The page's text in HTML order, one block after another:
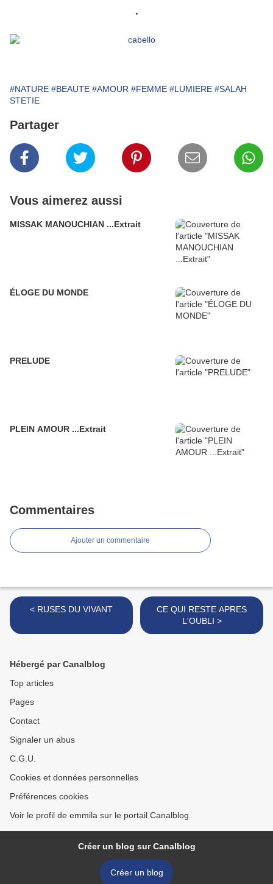
.
#NATURE #BEAUTE #AMOUR #FEMME #LUMIERE #SALAH
STETIE
Partager
Vous aimerez aussi
MISSAK MANOUCHIAN ...Extrait
ÉLOGE DU MONDE
PRELUDE
PLEIN AMOUR ...Extrait
Commentaires
Ajouter un commentaire
< RUSES DU VIVANT
CE QUI RESTE APRES
L'OUBLI >
Hébergé par Canalblog
Top articles
Pages
Contact
Signaler un abus
C.G.U.
Cookies et données personnelles
Préférences cookies
Voir le profil de emmila sur le portail Canalblog
Créer un blog sur Canalblog
Créer un blog